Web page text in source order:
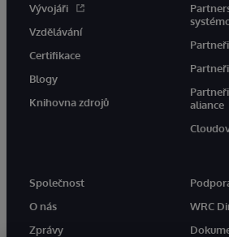
Vývojáři
Vzdělávání
Certifikace
Blogy
Knihovna zdrojů
aliance
Společnost
O nás
Zprávy
WRC